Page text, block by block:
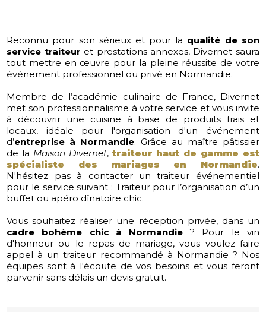
Reconnu pour son sérieux et pour la qualité de son
service traiteur et prestations annexes, Divernet saura
tout mettre en œuvre pour la pleine réussite de votre
événement professionnel ou privé en Normandie.
Membre de l’académie culinaire de France, Divernet
met son professionnalisme à votre service et vous invite
à découvrir une cuisine à base de produits frais et
locaux, idéale pour l'organisation d'un événement
d’entreprise à Normandie. Grâce au maître pâtissier
de la Maison Divernet,traiteur haut de gamme est
spécialiste des mariages en Normandie.
N'hésitez pas à contacter un traiteur événementiel
pour le service suivant : Traiteur pour l’organisation d’un
buffet ou apéro dînatoire chic.
Vous souhaitez réaliser une réception privée, dans un
cadre bohème chic à Normandie ? Pour le vin
d'honneur ou le repas de mariage, vous voulez faire
appel à un traiteur recommandé à Normandie ? Nos
équipes sont à l'écoute de vos besoins et vous feront
parvenir sans délais un devis gratuit.